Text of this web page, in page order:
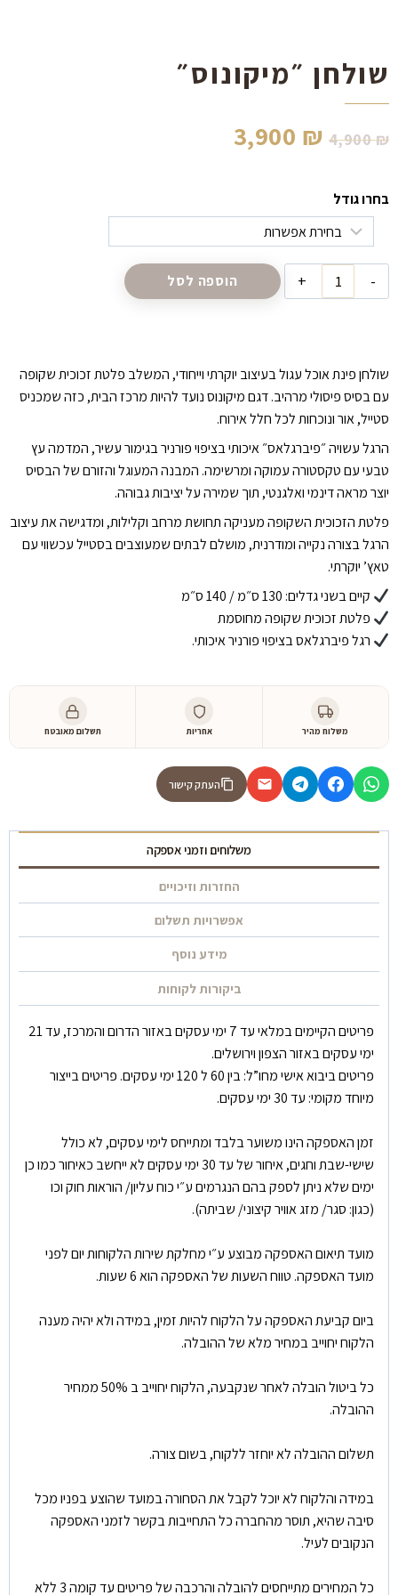
שולחן ״מיקונוס״
4,900₪
המחיר
היה:
4,900 ₪.
3,900 ₪
המחיר
הוא:
3,900 ₪.
שולחן פינת אוכל עגול בעיצוב יוקרתי וייחודי, המשלב פלטת זכוכית שקופה
עם בסיס פיסולי מרהיב. דגם מיקונוס נועד להיות מרכז הבית, כזה שמכניס
סטייל, אור ונוכחות לכל חלל אירוח.
הרגל עשויה ״פיברגלאס״ איכותי בציפוי פורניר בגימור עשיר, המדמה עץ
טבעי עם טקסטורה עמוקה ומרשימה. המבנה המעוגל והזורם של הבסיס
יוצר מראה דינמי ואלגנטי, תוך שמירה על יציבות גבוהה.
פלטת הזכוכית השקופה מעניקה תחושת מרחב וקלילות, ומדגישה את עיצוב
הרגל בצורה נקייה ומודרנית, מושלם לבתים שמעוצבים בסטייל עכשווי עם
טאץ’ יוקרתי.
קיים בשני גדלים: 130 ס״מ / 140 ס״מ
פלטת זכוכית שקופה מחוסמת
רגל פיברגלאס בציפוי פורניר איכותי.
בחרו גודל
כמות
של
הוספה לסל
משלוח מהיר אחריות תשלום מאובטח
העתק קישור
משלוחים וזמני אספקה
החזרות וזיכויים
אפשרויות תשלום
מידע נוסף
ביקורות לקוחות
פריטים הקיימים במלאי עד 7 ימי עסקים באזור הדרום והמרכז, עד 21
ימי עסקים באזור הצפון וירושלים.
פריטים ביבוא אישי מחו”ל: בין 60 ל 120 ימי עסקים. פריטים בייצור
מיוחד מקומי: עד 30 ימי עסקים.
זמן האספקה הינו משוער בלבד ומתייחס לימי עסקים, לא כולל
שישי-שבת וחגים, איחור של עד 30 ימי עסקים לא ייחשב כאיחור כמו כן
ימים שלא ניתן לספק בהם הנגרמים ע״י כוח עליון/ הוראות חוק וכו
(כגון: סגר/ מזג אוויר קיצוני/ שביתה).
מועד תיאום האספקה מבוצע ע״י מחלקת שירות הלקוחות יום לפני
מועד האספקה. טווח השעות של האספקה הוא 6 שעות.
ביום קביעת האספקה על הלקוח להיות זמין, במידה ולא יהיה מענה
הלקוח יחוייב במחיר מלא של ההובלה.
כל ביטול הובלה לאחר שנקבעה, הלקוח יחוייב ב 50% ממחיר
ההובלה.
תשלום ההובלה לא יוחזר ללקוח, בשום צורה.
במידה והלקוח לא יוכל לקבל את הסחורה במועד שהוצע בפניו מכל
סיבה שהיא, תוסר מהחברה כל התחייבות בקשר לזמני האספקה
הנקובים לעיל.
כל המחירים מתייחסים להובלה והרכבה של פריטים עד קומה 3 ללא